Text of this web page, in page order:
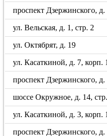
проспект Дзержинского, д.
ул. Вельская, д. 1, стр. 2
ул. Октябрят, д. 19
ул. Касаткиной, д. 7, корп. 1
проспект Дзержинского, д.
шоссе Окружное, д. 14,
ул. Касаткиной, д. 3, корп. 1
проспект Дзержинского, д.